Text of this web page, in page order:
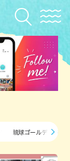
琉球ゴールデンキン